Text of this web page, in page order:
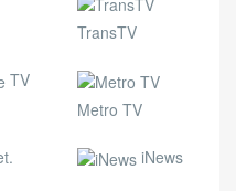
TransTV
TV
Metro TV
iNews